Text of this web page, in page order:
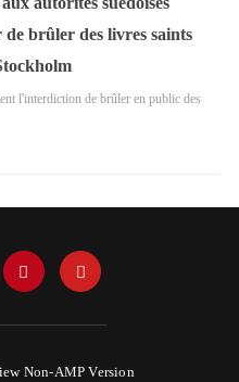
de brûler des livres saints
l'interdiction de brûler en public des
Non-AMP Version